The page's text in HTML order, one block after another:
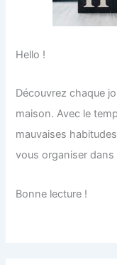
Hello !
Découvrez chaque
maison. Avec le
mauvaises
vous organiser
Bonne lecture !